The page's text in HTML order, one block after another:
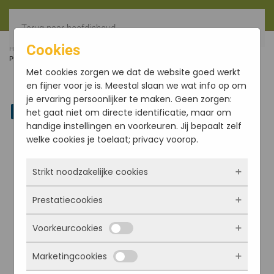
Terug naar hoofdinhoud
HOME FILTER
PAARS
Linkedin
Cookies
Met cookies zorgen we dat de website goed werkt
en fijner voor je is. Meestal slaan we wat info op om
je ervaring persoonlijker te maken. Geen zorgen:
het gaat niet om directe identificatie, maar om
handige instellingen en voorkeuren. Jij bepaalt zelf
welke cookies je toelaat; privacy voorop.
Strikt noodzakelijke cookies
Deze cookies zorgen ervoor dat de website
überhaupt werkt. Ze zijn dus altijd actief en
kunnen niet worden uitgezet. Meestal worden
ze alleen geplaatst als jij iets doet, zoals
inloggen, een formulier invullen of je
Prestatiecookies
Met deze cookies zien we hoe vaak onze site
bezocht wordt, waar bezoekers vandaan
komen en welke pagina’s populair zijn. Zo
Voorkeurcookies
Deze cookies onthouden jouw voorkeuren.
Marketingcookies